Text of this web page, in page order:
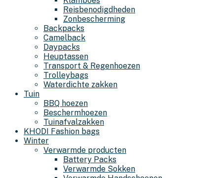
Reisbenodigdheden
Zonbescherming
Backpacks
Camelback
Daypacks
Heuptassen
Transport & Regenhoezen
Trolleybags
Waterdichte zakken
Tuin
BBQ hoezen
Beschermhoezen
Tuinafvalzakken
KHODI Fashion bags
Winter
Verwarmde producten
Battery Packs
Verwarmde Sokken